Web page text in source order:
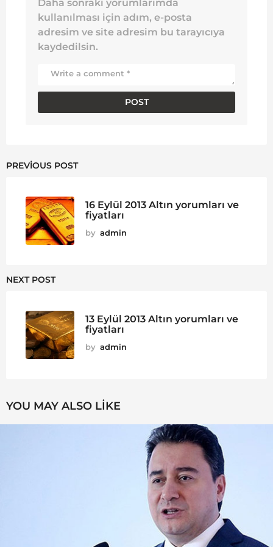
Daha sonraki yorumlarımda
kullanılması için adım, e-posta
adresim ve site adresim bu tarayıcıya
kaydedilsin.
PREVIOUS POST
16 Eylül 2013 Altın yorumları ve
fiyatları
by admin
NEXT POST
13 Eylül 2013 Altın yorumları ve
fiyatları
by admin
YOU MAY ALSO LIKE